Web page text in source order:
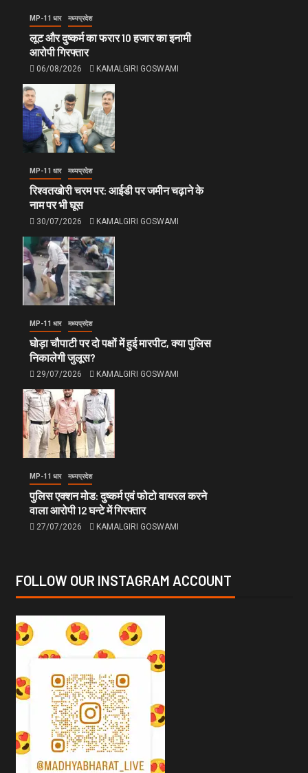
MP-11 धार मध्यप्रदेश
लूट और दुष्कर्म का फरार 10 हजार का इनामी
आरोपी गिरफ्तार
06/08/2026 KAMALGIRI GOSWAMI
MP-11 धार मध्यप्रदेश
रिश्वतखोरी चरम पर: आईडी पर जमीन चढ़ाने के
नाम पर भी घूस
30/07/2026 KAMALGIRI GOSWAMI
MP-11 धार मध्यप्रदेश
घोड़ा चौपाटी पर दो पक्षों में हुई मारपीट, क्या पुलिस
निकालेगी जुलूस?
29/07/2026 KAMALGIRI GOSWAMI
MP-11 धार मध्यप्रदेश
पुलिस एक्शन मोड: दुष्कर्म एवं फोटो वायरल करने
वाला आरोपी 12 घन्टे में गिरफ्तार
27/07/2026 KAMALGIRI GOSWAMI
FOLLOW OUR INSTAGRAM ACCOUNT